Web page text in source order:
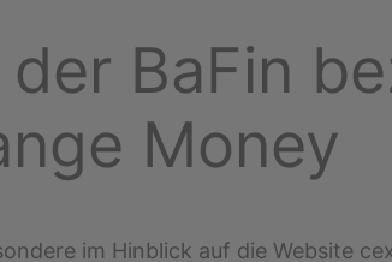
BaFin
Money
im Hinblick auf die Website